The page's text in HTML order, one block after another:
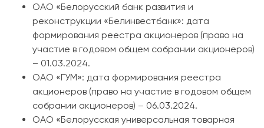
ОАО «Белорусский банк развития и
реконструкции «Белинвестбанк»: дата
формирования реестра акционеров (право на
участие в годовом общем собрании акционеров)
– 01.03.2024.
ОАО «ГУМ»: дата формирования реестра
акционеров (право на участие в годовом общем
собрании акционеров) – 06.03.2024.
ОАО «Белорусская универсальная товарная